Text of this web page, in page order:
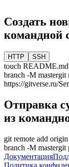
Создать
командной
HTTP SSH
touch README.md
branch -M mastergit
https://gitverse.ru/
Отправка
из
git remote add origin
branch -M mastergit
Документация
Политика